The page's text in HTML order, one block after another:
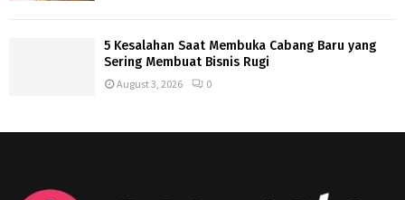
5 Kesalahan Saat Membuka Cabang Baru yang
Sering Membuat Bisnis Rugi
August 3, 2026 0